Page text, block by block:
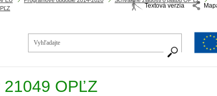
Textová verzia
21049 OPĽZ